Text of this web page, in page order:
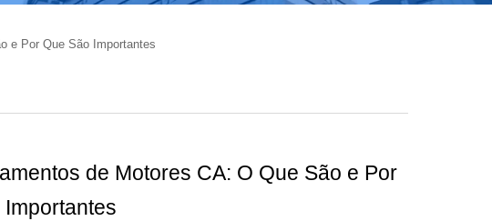
e Por Que São Importantes
de Motores CA: O Que São e Por
Importantes